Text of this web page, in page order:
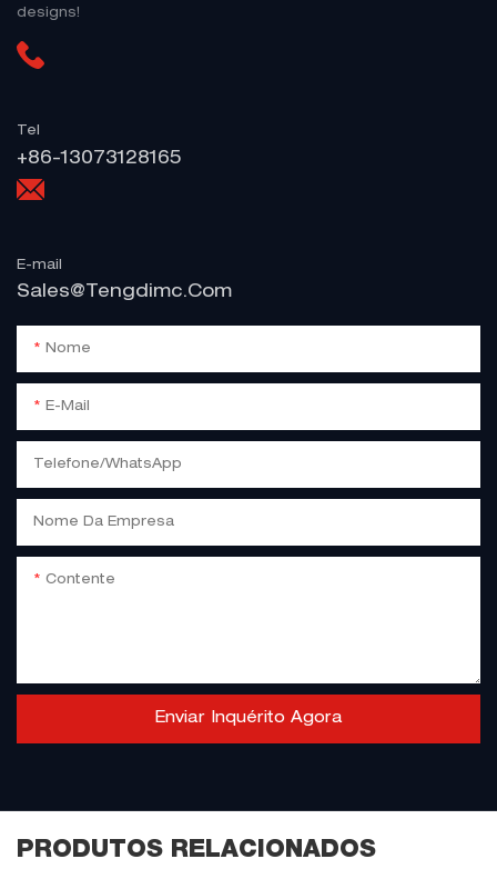
designs!
Tel
+86-13073128165
E-mail
Sales@tengdimc.com
Nome
E-Mail
Telefone/WhatsApp
Nome Da Empresa
Contente
Enviar Inquérito Agora
PRODUTOS RELACIONADOS